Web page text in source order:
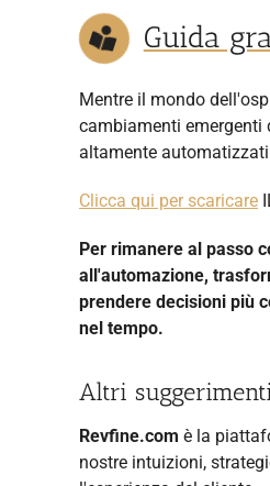
Guida
Mentre il mondo
cambiamenti emergenti
altamente
Clicca qui per scaricare
Per rimanere al passo
all'automazione,
prendere decisioni più
nel tempo.
Altri
Revfine.com è la
nostre intuizioni,